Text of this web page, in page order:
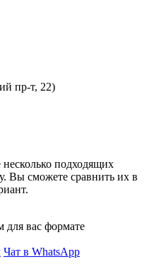
пр-т, 22)
подходящих
Вы сможете сравнить их в
для вас формате
Чат в WhatsApp